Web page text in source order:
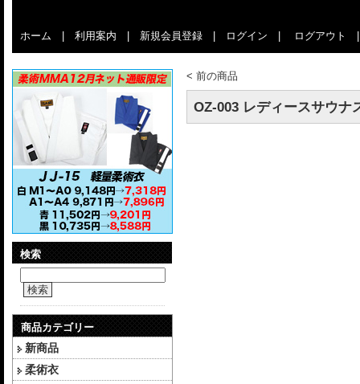
ホーム 利用案内 新規会員登録 ログイン ログアウト
検索
検索
商品カテゴリー
新商品
柔術衣
< 前の商品
OZ-003 レディースサウナ